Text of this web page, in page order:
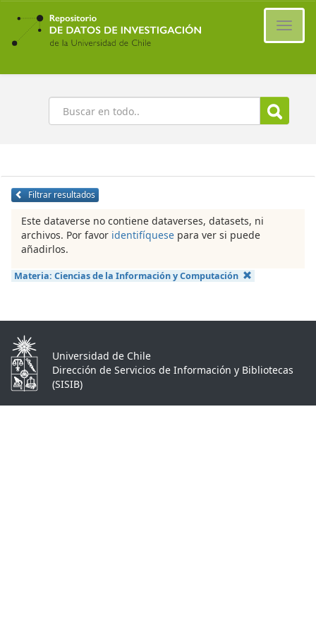
Ir
contenido
principal
Buscar
Filtrar resultados
Este dataverse no contiene dataverses, datasets, ni
archivos. Por favor identifíquese para ver si puede
añadirlos.
Materia: Ciencias de la Información y Computación
Universidad de Chile
Dirección de Servicios de Información y Bibliotecas
(SISIB)